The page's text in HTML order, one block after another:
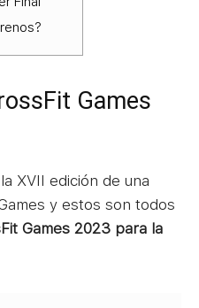
Games
XVII edición de una
y estos son todos
Games 2023 para la